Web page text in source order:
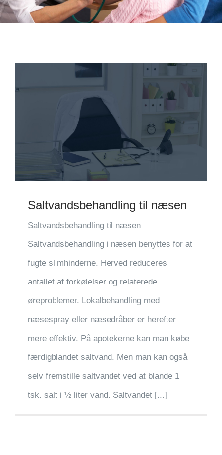
Saltvandsbehandling til næsen
Saltvandsbehandling til næsen
Saltvandsbehandling i næsen benyttes for at
fugte slimhinderne. Herved reduceres
antallet af forkølelser og relaterede
øreproblemer. Lokalbehandling med
næsespray eller næsedråber er herefter
mere effektiv. På apotekerne kan man købe
færdigblandet saltvand. Men man kan også
selv fremstille saltvandet ved at blande 1
tsk. salt i ½ liter vand. Saltvandet [...]